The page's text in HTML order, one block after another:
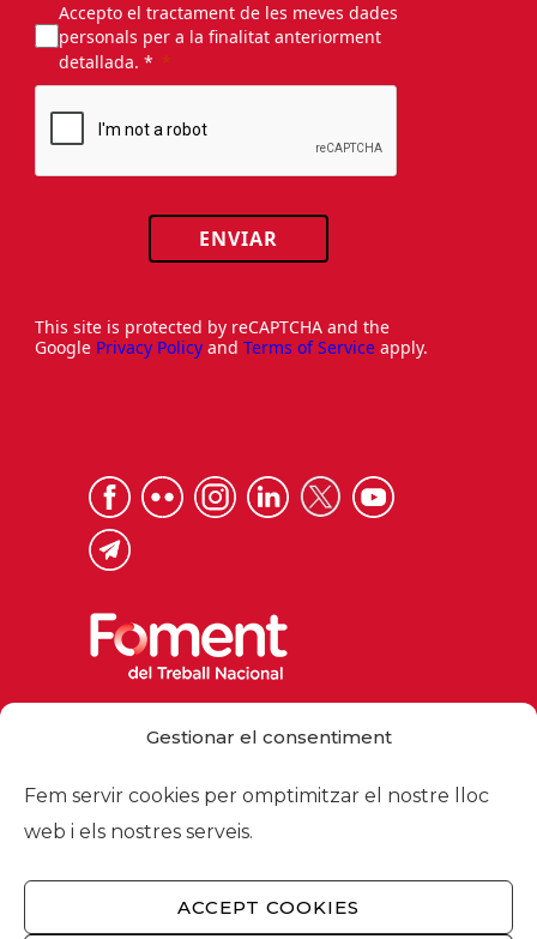
Gestionar el consentiment
Fem servir cookies per omptimitzar el nostre lloc
web i els nostres serveis.
ACCEPT COOKIES
Accepto el tractament de les meves dades
personals per a la finalitat anteriorment
detallada. *
ENVIAR
This site is protected by reCAPTCHA and the
Google Privacy Policy and Terms of Service apply.
foment@foment.com
© 2026 - Foment del Treball Nacional